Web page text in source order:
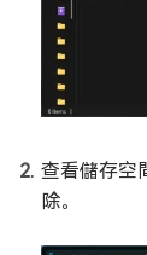
查看儲存空
除。